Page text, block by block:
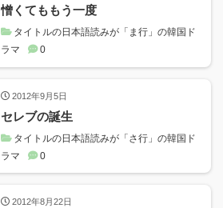
憎くてももう一度
タイトルの日本語読みが「ま行」の韓国ド
ラマ
0
2012年9月5日
セレブの誕生
タイトルの日本語読みが「さ行」の韓国ド
ラマ
0
2012年8月22日